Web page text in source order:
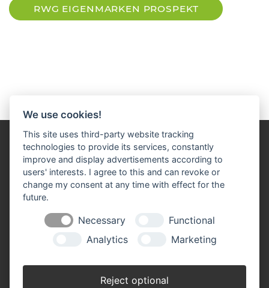
RWG EIGENMARKEN PROSPEKT
Cookie-Einstellungen ändern
92539 Schönsee
We use cookies!
This site uses third-party website tracking
technologies to provide its services, constantly
improve and display advertisements according to
users' interests. I agree to this and can revoke or
change my consent at any time with effect for the
future.
Necessary
Functional
Analytics
Marketing
Reject optional